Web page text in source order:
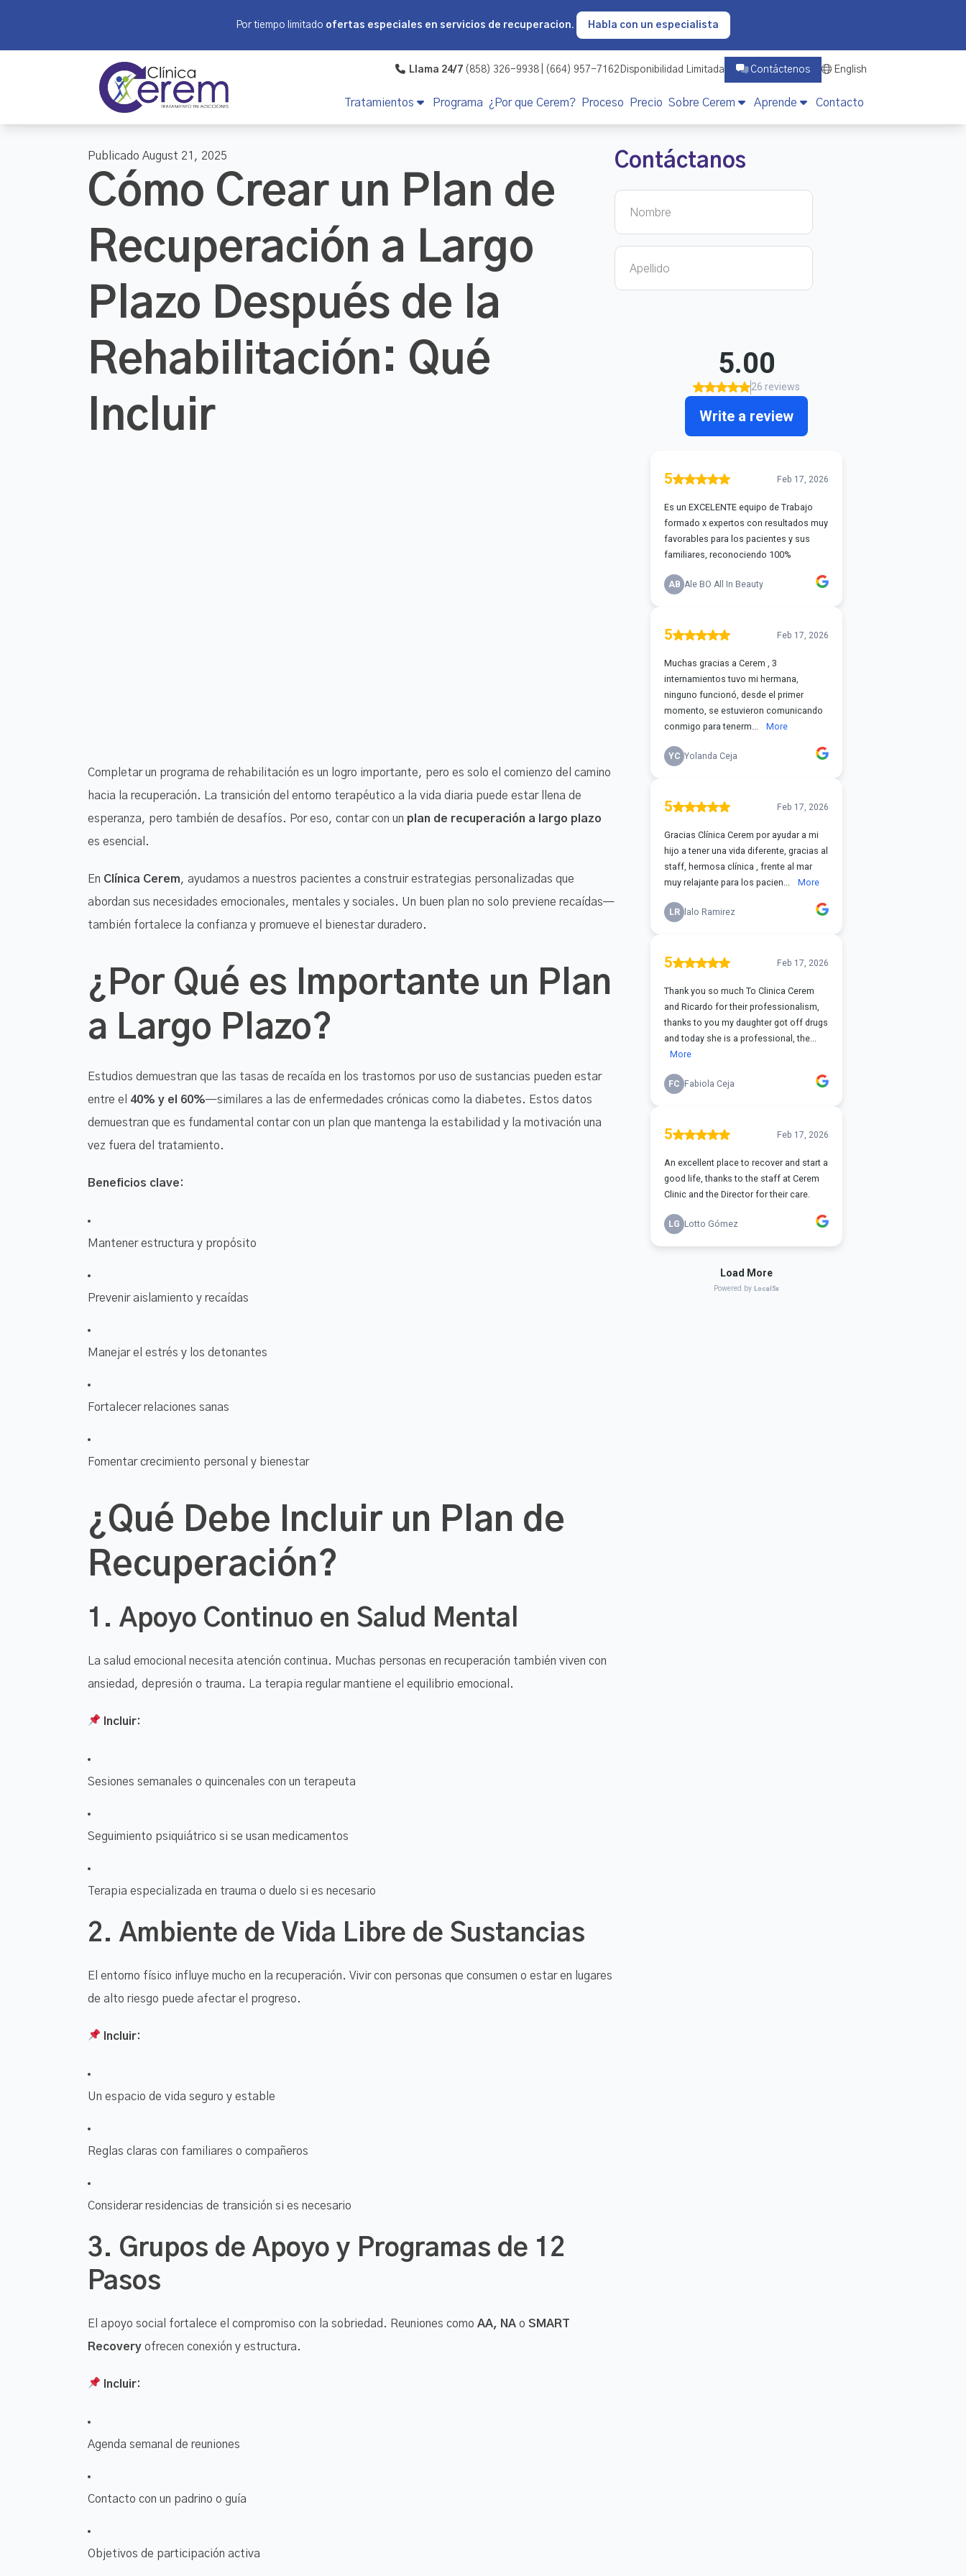
Por tiempo limitado ofertas especiales en servicios de recuperacion. Habla con un especialista
Llama 24/7(858) 326-9938 | (664) 957-7162 Disponibilidad Limitada Contáctenos English
Tratamientos Programa ¿Por que Cerem? Proceso Precio Sobre Cerem Aprende Contacto
Publicado August 21, 2025
Cómo Crear un Plan de
Recuperación a Largo
Plazo Después de la
Rehabilitación: Qué
Incluir
Completar un programa de rehabilitación es un logro importante, pero es solo el comienzo del camino
hacia la recuperación. La transición del entorno terapéutico a la vida diaria puede estar llena de
esperanza, pero también de desafíos. Por eso, contar con un plan de recuperación a largo plazo
es esencial.
En Clínica Cerem, ayudamos a nuestros pacientes a construir estrategias personalizadas que
abordan sus necesidades emocionales, mentales y sociales. Un buen plan no solo previene recaídas—
también fortalece la confianza y promueve el bienestar duradero.
¿Por Qué es Importante un Plan
a Largo Plazo?
Estudios demuestran que las tasas de recaída en los trastornos por uso de sustancias pueden estar
entre el 40% y el 60%—similares a las de enfermedades crónicas como la diabetes. Estos datos
demuestran que es fundamental contar con un plan que mantenga la estabilidad y la motivación una
vez fuera del tratamiento.
Beneficios clave:
Mantener estructura y propósito
Prevenir aislamiento y recaídas
Manejar el estrés y los detonantes
Fortalecer relaciones sanas
Fomentar crecimiento personal y bienestar
¿Qué Debe Incluir un Plan de
Recuperación?
1. Apoyo Continuo en Salud Mental
La salud emocional necesita atención continua. Muchas personas en recuperación también viven con
ansiedad, depresión o trauma. La terapia regular mantiene el equilibrio emocional.
Incluir:
Sesiones semanales o quincenales con un terapeuta
Seguimiento psiquiátrico si se usan medicamentos
Terapia especializada en trauma o duelo si es necesario
2. Ambiente de Vida Libre de Sustancias
El entorno físico influye mucho en la recuperación. Vivir con personas que consumen o estar en lugares
de alto riesgo puede afectar el progreso.
Incluir:
Un espacio de vida seguro y estable
Reglas claras con familiares o compañeros
Considerar residencias de transición si es necesario
3. Grupos de Apoyo y Programas de 12
Pasos
El apoyo social fortalece el compromiso con la sobriedad. Reuniones como AA, NA o SMART
Recovery ofrecen conexión y estructura.
Incluir:
Agenda semanal de reuniones
Contacto con un padrino o guía
Objetivos de participación activa
Contáctanos